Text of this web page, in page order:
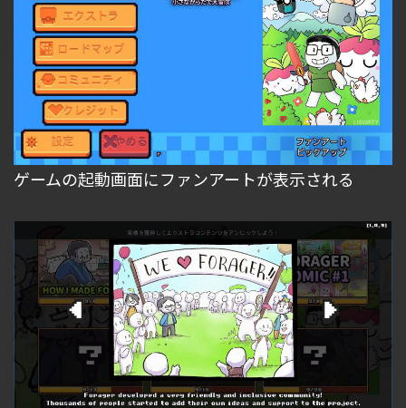
ゲームの起動画面にファンアートが表示される